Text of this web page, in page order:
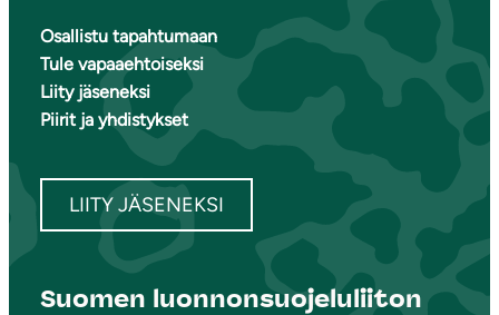
Osallistu tapahtumaan
Tule vapaaehtoiseksi
Liity jäseneksi
Piirit ja yhdistykset
LIITY JÄSENEKSI
Suomen luonnonsuojeluliiton